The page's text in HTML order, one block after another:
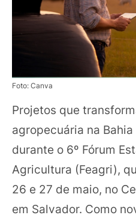
Foto: Canva
Projetos que
agropecuária na
durante o 6º Fórum
Agricultura (Feagri),
26 e 27 de maio, no
em Salvador. Como